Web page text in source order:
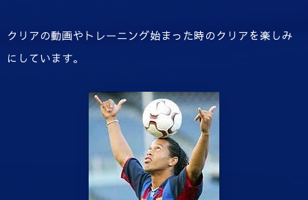
クリアの動画やトレーニング始まった時のクリアを楽しみ
にしています。